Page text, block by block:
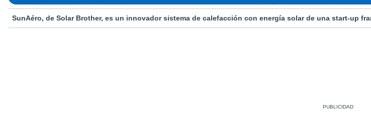
SunAéro, de Solar Brother, es un innovador sistema de calefacción con energía solar de una start-up